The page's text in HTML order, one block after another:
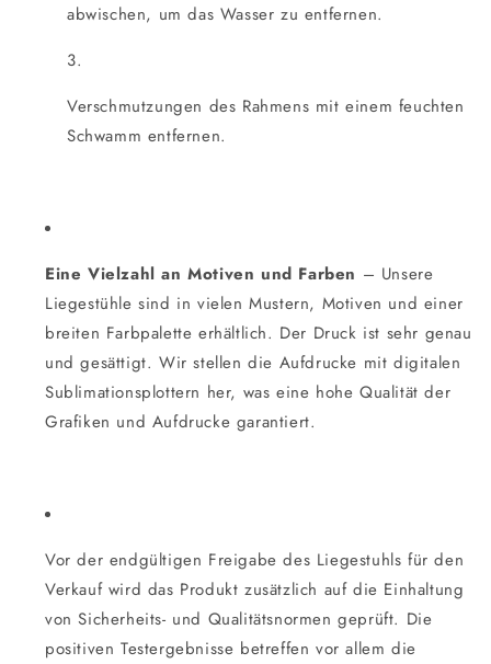
abwischen, um das Wasser zu entfernen.
Verschmutzungen des Rahmens mit einem feuchten
Schwamm entfernen.
Eine Vielzahl an Motiven und Farben – Unsere
Liegestühle sind in vielen Mustern, Motiven und einer
breiten Farbpalette erhältlich. Der Druck ist sehr genau
und gesättigt. Wir stellen die Aufdrucke mit digitalen
Sublimationsplottern her, was eine hohe Qualität der
Grafiken und Aufdrucke garantiert.
Vor der endgültigen Freigabe des Liegestuhls für den
Verkauf wird das Produkt zusätzlich auf die Einhaltung
von Sicherheits- und Qualitätsnormen geprüft. Die
positiven Testergebnisse betreffen vor allem die